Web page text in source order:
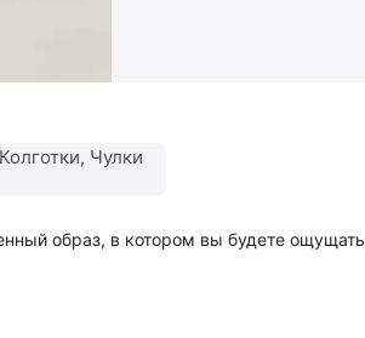
Чулки
образ, в котором вы будете ощущать